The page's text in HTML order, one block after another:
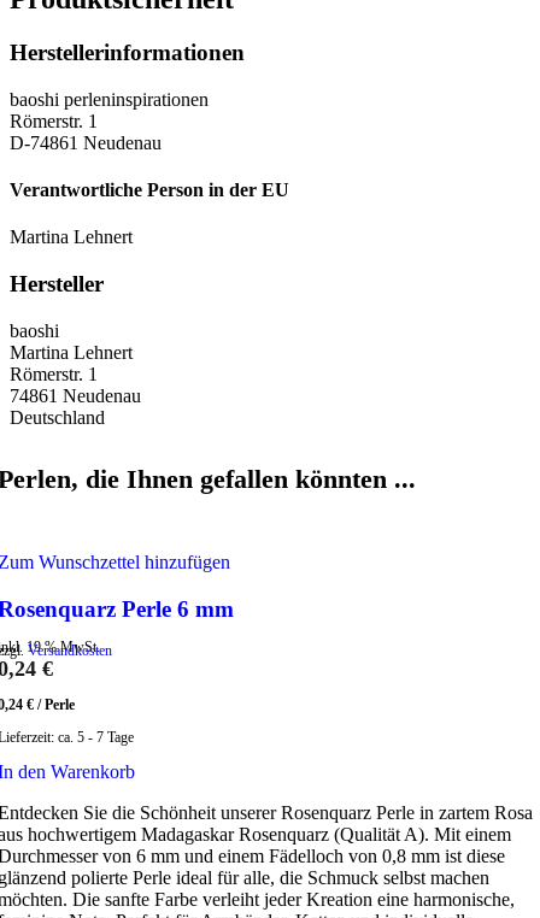
Herstellerinformationen
baoshi perleninspirationen
Römerstr. 1
D-74861 Neudenau
Verantwortliche Person in der EU
Martina Lehnert
Hersteller
baoshi
Martina Lehnert
Römerstr. 1
74861 Neudenau
Deutschland
die Ihnen gefallen könnten ...
Wunschzettel hinzufügen
Perle 6 mm
19 % MwSt.
Versandkosten
€
€ /Perle
ca. 5 - 7 Tage
den Warenkorb
Sie die Schönheit unserer Rosenquarz Perle in zartem Rosa
hochwertigem Madagaskar Rosenquarz (Qualität A). Mit einem
von 6 mm und einem Fädelloch von 0,8 mm ist diese
polierte Perle ideal für alle, die Schmuck selbst machen
Die sanfte Farbe verleiht jeder Kreation eine harmonische,